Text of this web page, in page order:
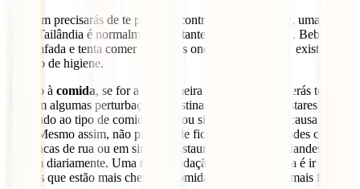
Também precisarás de te proteger contra a
, uma vez
que a Tailândia é normalmente bastante quente e húmida. Bebe água
engarrafada e tenta comer em locais onde possas ver que existe um
mínimo de higiene.
Quanto à comida, se for a tua primeira vez na Ásia, poderás ter um
dia com algumas perturbações intestinais devido a não estares
habituado ao tipo de comida deles ou simplesmente por causa da
água. Mesmo assim, não precisas de ficar paranóico e podes comer
em bancas de rua ou em simples restaurantes onde os tailandeses
comem diariamente. Uma recomendação que nunca falha é ir para
aqueles que estão mais cheios, a comida é normalmente mais fresca.